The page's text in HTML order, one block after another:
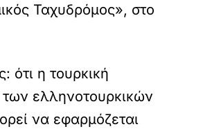
Ταχυδρόμος», στο
ότι η τουρκική
των ελληνοτουρκικών
να εφαρμόζεται